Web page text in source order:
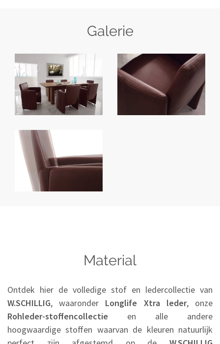
Galerie
Material
Ontdek hier de volledige stof en ledercollectie van
W.SCHILLIG, waaronder Longlife Xtra leder, onze
Rohleder-stoffencollectie en alle andere
hoogwaardige stoffen waarvan de kleuren natuurlijk